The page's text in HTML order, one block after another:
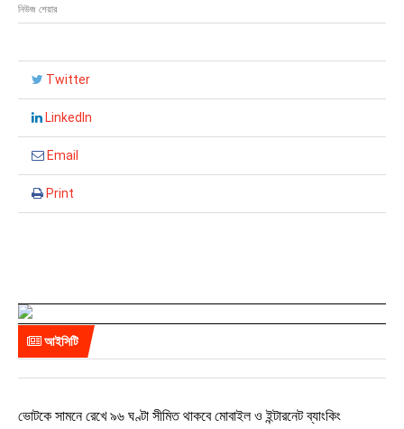
নিউজ শেয়ার
Twitter
LinkedIn
Email
Print
আইসিটি
ভোটকে সামনে রেখে ৯৬ ঘণ্টা সীমিত থাকবে মোবাইল ও ইন্টারনেট ব্যাংকিং